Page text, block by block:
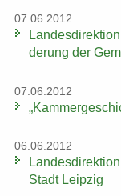
07.06.2012
de­rung der
07.06.2012
06.06.2012
Stadt Leip­zig